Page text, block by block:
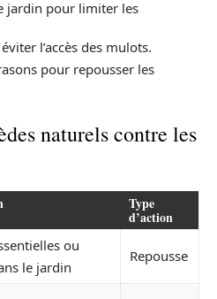
jardin pour limiter les
l’accès des mulots.
pour repousser les
naturels contre les
Type
d’action
ou
le jardin
Repousse